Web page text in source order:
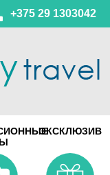
+375 29 1303042
ЭКСКЛЮЗИВ